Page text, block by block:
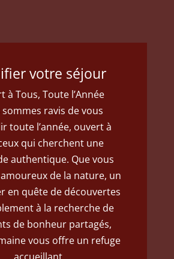
votre séjour
à Tous, Toute l’Année
sommes ravis de vous
toute l’année, ouvert à
qui cherchent une
authentique. Que vous
de la nature, un
en quête de découvertes
à la recherche de
de bonheur partagés,
vous offre un refuge